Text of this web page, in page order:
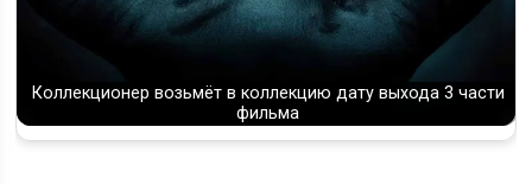
Коллекционер возьмёт в коллекцию дату выхода 3 части
фильма